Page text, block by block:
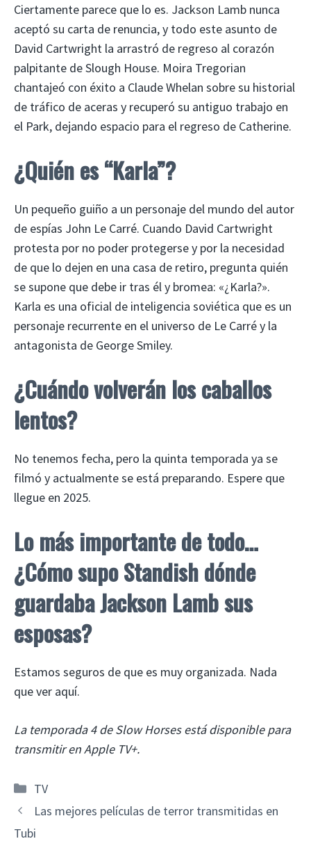
Ciertamente parece que lo es. Jackson Lamb nunca
aceptó su carta de renuncia, y todo este asunto de
David Cartwright la arrastró de regreso al corazón
palpitante de Slough House. Moira Tregorian
chantajeó con éxito a Claude Whelan sobre su historial
de tráfico de aceras y recuperó su antiguo trabajo en
el Park, dejando espacio para el regreso de Catherine.
¿Quién es “Karla”?
Un pequeño guiño a un personaje del mundo del autor
de espías John Le Carré. Cuando David Cartwright
protesta por no poder protegerse y por la necesidad
de que lo dejen en una casa de retiro, pregunta quién
se supone que debe ir tras él y bromea: «¿Karla?».
Karla es una oficial de inteligencia soviética que es un
personaje recurrente en el universo de Le Carré y la
antagonista de George Smiley.
¿Cuándo volverán los caballos
lentos?
No tenemos fecha, pero la quinta temporada ya se
filmó y actualmente se está preparando. Espere que
llegue en 2025.
Lo más importante de todo…
¿Cómo supo Standish dónde
guardaba Jackson Lamb sus
esposas?
Estamos seguros de que es muy organizada. Nada
que ver aquí.
La temporada 4 de Slow Horses está disponible para
transmitir en Apple TV+.
Categorías
TV
Las mejores películas de terror transmitidas en
Tubi